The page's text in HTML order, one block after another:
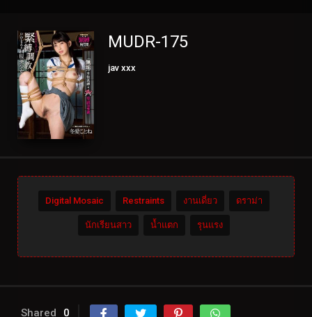
MUDR-175
jav xxx
Digital Mosaic Restraints งานเดี่ยว ดราม่า
นักเรียนสาว น้ำแตก รุนแรง
Shared 0